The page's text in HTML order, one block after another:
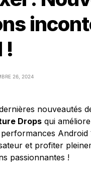
!
26, 2024
nouveautés
Drops qui
et profiter
passionnantes !